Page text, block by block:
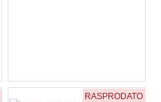
RASPRODATO